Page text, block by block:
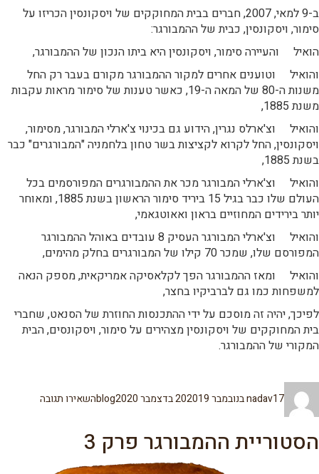
ב-9 למאי, 2007, חברים בבית המחוקקים של ויסקונסין הכריזו על
סימור, ויסקונסין, כבית של ההמבורגר:
הואיל והעיירה סימור, ויסקונסין היא ביתו הנכון של ההמבורגר,
והואיל וטוענים אחרים למקור ההמבורגר מקורם בעבר רק החל
משנות ה-80 של המאה ה-19, כאשר טענות של סימור מראות עקבות
משנת 1885,
והואיל וצ'ארלס נגרין, הידוע גם בכינוי צ'ארלי המבורגר, מסימור,
ויסקונסין, החל לקרוא לקציצות בשר טחון בלחמניה "המבורגרים" כבר
בשנת 1885,
והואיל וצ'ארלי המבורגר מכר את ההמבורגרים המפורסמים בכל
העולם שלו כבר בגיל 15 ביריד סימור הראשון בשנת 1885, ומאוחר
יותר בירידים המחוזיים בראון ואאוטגאמי,
והואיל וצ'ארלי המבורגר העסיק 8 עובדים באוהל ההמבורגר
המפורסם שלו, שמכר 70 קילו של המבורגרים בחלק מהימים,
והואיל ומאז ההמבורגר הפך לקלאסיקה אמריקאית, מספק הנאה
למשפחות כמו גם לברביקיו בחצר,
לפיכך, יהיה זה מוסכם על ידי ההתכנסות החוזרת של הסנאט, שחברי
בית המחוקקים של ויסקונסין מצהירים על סימור, ויסקונסים, הבית
המקורי של ההמבורגר.
nadav
בתאריך17 בנובמבר 2020 19 בדצמבר 2020 blogהשאירו תגובההסטוריית
הסטוריית ההמבורגר פרק 3